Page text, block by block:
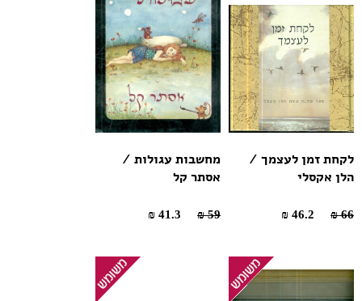
לקחת זמן לעצמך /
הלן אקסלי
66 ₪
מחשבות עגולות /
אסתר קל
59 ₪